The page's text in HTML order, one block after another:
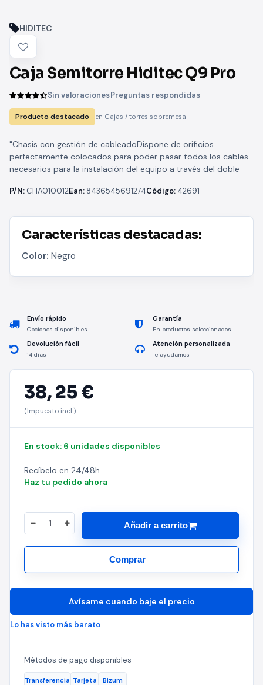
HIDITEC
Caja Semitorre Hiditec Q9 Pro
Sin valoracionesPreguntas respondidas
Producto destacado en Cajas / torres sobremesa
"Chasis con gestión de cableadoDispone de orificios
perfectamente colocados para poder pasar todos los cables
necesarios para la instalación del equipo a través del doble
P/N: CHA010012Ean: 8436545691274Código: 42691
Características destacadas:
Color: Negro
Envío rápido
Opciones disponibles
Garantía
En productos seleccionados
Devolución fácil
14 días
Atención personalizada
Te ayudamos
38,25 €
(Impuesto incl.)
En stock: 6 unidades disponibles
Recíbelo en 24/48h
Haz tu pedido ahora
Añadir a carrito
Comprar
Avísame cuando baje el precio
Lo has visto más barato
Métodos de pago disponibles
Transferencia Tarjeta Bizum